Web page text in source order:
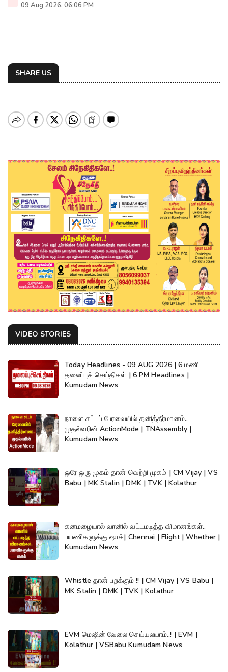
09 Aug 2026, 06:06 PM
SHARE US
VIDEO STORIES
Today Headlines - 09 AUG 2026 | 6 மணி
தலைப்புச் செய்திகள் | 6 PM Headlines |
Kumudam News
நாளை சட்டப் பேரவையில் தனித்தீர்மானம்..
முதல்வரின் ActionMode | TNAssembly |
Kumudam News
ஒரே ஒரு முகம் தான் வெற்றி முகம் | CM Vijay | VS
Babu | MK Stalin | DMK | TVK | Kolathur
கனமழையால் வானில் வட்டமடித்த விமானங்கள்..
பயணிகளுக்கு ஷாக்| Chennai | Flight | Whether |
Kumudam News
Whistle தான் பறக்கும் !! | CM Vijay | VS Babu |
MK Stalin | DMK | TVK | Kolathur
EVM மெஷின் வேலை செய்யலயாம்..! | EVM |
Kolathur | VSBabu Kumudam News